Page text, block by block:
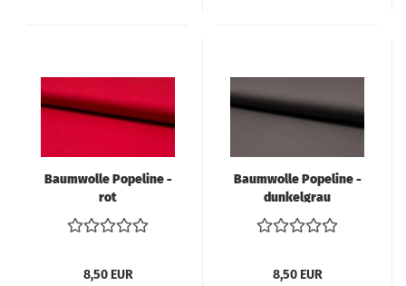
Baumwolle Popeline -
rot
8,50 EUR
Baumwolle Popeline -
dunkelgrau
8,50 EUR